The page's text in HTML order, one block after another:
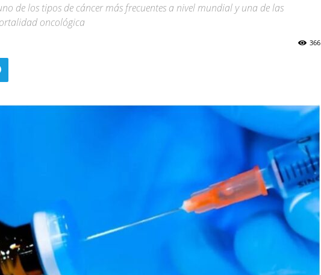
de los tipos de cáncer más frecuentes a nivel mundial y una de las
oncológica
366